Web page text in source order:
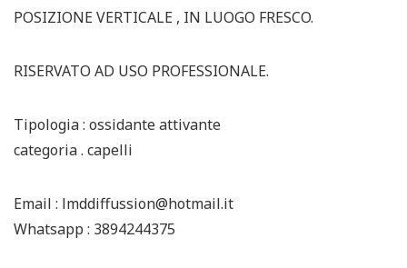
POSIZIONE VERTICALE , IN LUOGO FRESCO.
RISERVATO AD USO PROFESSIONALE.
Tipologia : ossidante attivante
categoria . capelli
Email : lmddiffussion@hotmail.it
Whatsapp : 3894244375